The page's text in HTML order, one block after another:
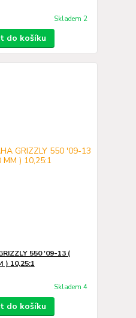
Skladem 2
do košíku
550 '09-13 (
) 10,25:1
Skladem 4
do košíku